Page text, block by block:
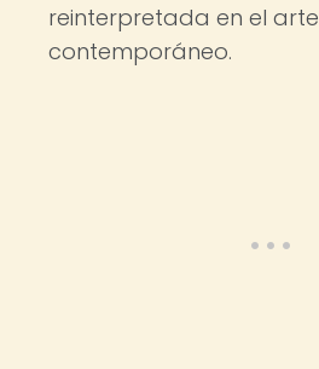
reinterpretada en el arte
contemporáneo.